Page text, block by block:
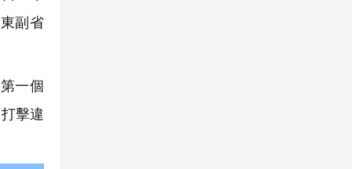
副省
一個
擊違